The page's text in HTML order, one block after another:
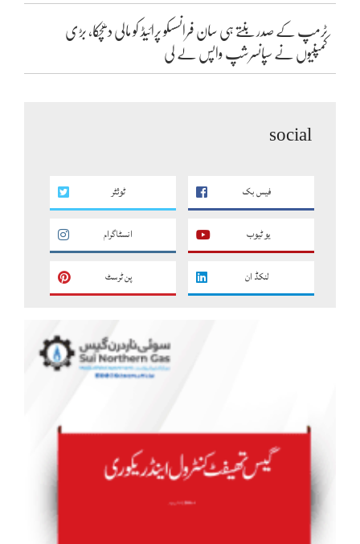
ٹرمپ کے صدر بنتے ہی سان فرانسسکو پرائیڈ کو مالی دھچکا، بڑی
کمپنیوں نے سپانسرشپ واپس لے لی
social
فیس بک ٹوئٹر
یو ٹیوب انسٹاگرام
لنکڈ ان پن ٹرسٹ